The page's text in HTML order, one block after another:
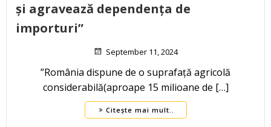
și agravează dependența de
importuri”
September 11, 2024
”România dispune de o suprafață agricolă
considerabilă(aproape 15 milioane de […]
Citește mai mult..